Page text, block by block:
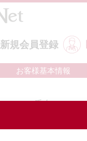
新規会員登録
お客様基本情報
氏名